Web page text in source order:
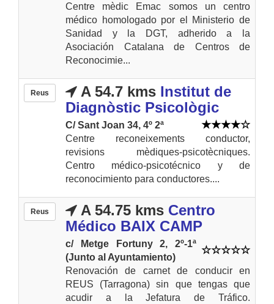
Centre mèdic Emac somos un centro
médico homologado por el Ministerio de
Sanidad y la DGT, adherido a la
Asociación Catalana de Centros de
Reconocimie...
Reus A 54.7 kms Institut de
Diagnòstic Psicològic
C/ Sant Joan 34, 4º 2ª
Centre reconeixements conductor,
revisions mèdiques-psicotècniques.
Centro médico-psicotécnico y de
reconocimiento para conductores....
Reus A 54.75 kms Centro
Médico BAIX CAMP
c/ Metge Fortuny 2, 2º-1ª
(Junto al Ayuntamiento)
Renovación de carnet de conducir en
REUS (Tarragona) sin que tengas que
acudir a la Jefatura de Tráfico.